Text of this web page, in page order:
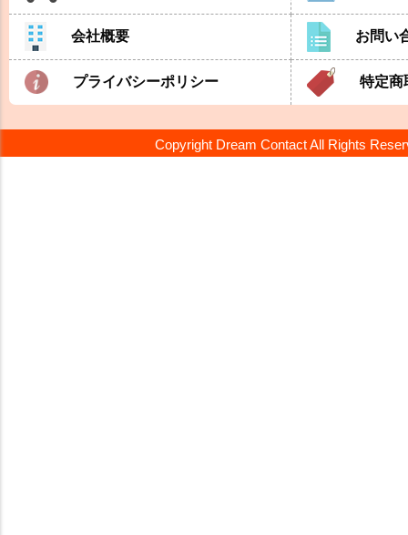
会社概要 お問い
プライバシーポリシー 特定商
Copyright Dream Contact All Rights